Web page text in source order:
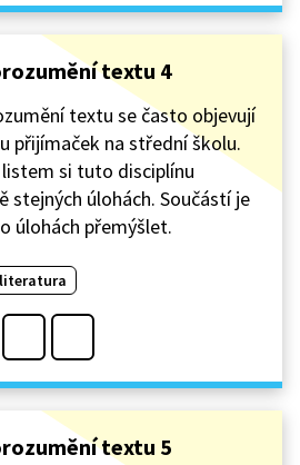
textu 4
textu se často objevují
přijímaček na střední školu.
si tuto disciplínu
stejných úlohách. Součástí je
úlohách přemýšlet.
literatura
textu 5